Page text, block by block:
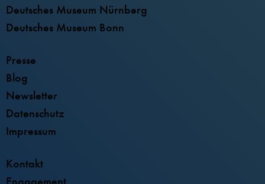
Deutsches Museum Nürnberg
Deutsches Museum Bonn
Presse
Blog
Newsletter
Datenschutz
Impressum
Kontakt